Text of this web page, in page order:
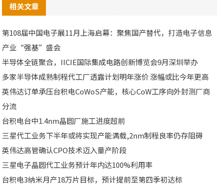
相关文章
第108届中国电子展11月上海启幕：聚焦国产替代，打造电子信息
产业“强基”盛会
半导体全链聚合，IICIE国际集成电路创新博览会9月深圳举办
多家半导体成熟制程代工厂透露计划明年涨价 涨幅或比今年更高
英伟达订单承压台积电CoWoS产能，核心CoW工序向外封测厂商
分流
台积电台中1.4nm晶圆厂施工进度超前
三星代工业务下半年或将实现产能满载,2nm制程良率仍存阻碍
英伟达高管确认CPO技术迈入量产阶段
三星电子晶圆代工业务预计年内达100%利用率
台积电3纳米月产18万片目标，预计提前至第四季初达标